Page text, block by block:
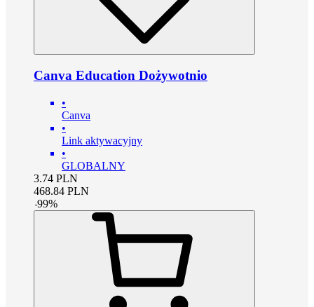
Canva Education Dożywotnio
•
Canva
•
Link aktywacyjny
•
GLOBALNY
3.74 PLN
468.84 PLN
-99%